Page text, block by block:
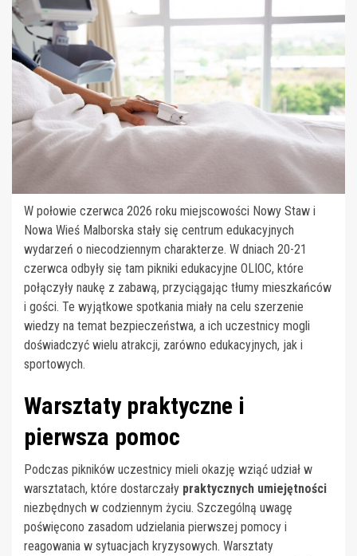
W połowie czerwca 2026 roku miejscowości Nowy Staw i
Nowa Wieś Malborska stały się centrum edukacyjnych
wydarzeń o niecodziennym charakterze. W dniach 20-21
czerwca odbyły się tam pikniki edukacyjne OLIOC, które
połączyły naukę z zabawą, przyciągając tłumy mieszkańców
i gości. Te wyjątkowe spotkania miały na celu szerzenie
wiedzy na temat bezpieczeństwa, a ich uczestnicy mogli
doświadczyć wielu atrakcji, zarówno edukacyjnych, jak i
sportowych.
Warsztaty praktyczne i
pierwsza pomoc
Podczas pikników uczestnicy mieli okazję wziąć udział w
warsztatach, które dostarczały praktycznych umiejętności
niezbędnych w codziennym życiu. Szczególną uwagę
poświęcono zasadom udzielania pierwszej pomocy i
reagowania w sytuacjach kryzysowych. Warsztaty